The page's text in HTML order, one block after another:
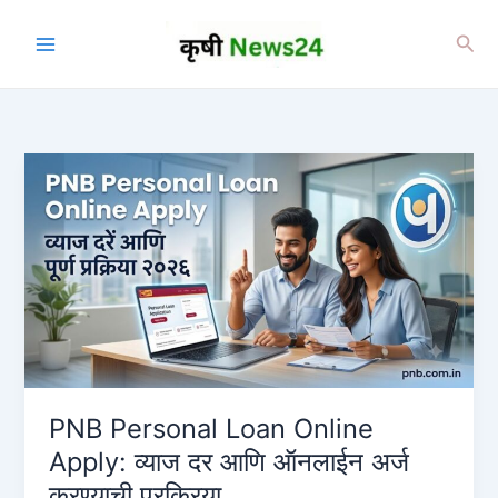
PNB Personal Loan Online
Apply: व्याज दर आणि ऑनलाईन अर्ज